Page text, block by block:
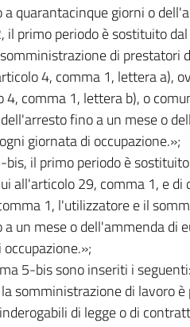
quarantacinque giorni o
il primo periodo è sostituito
di prestatori
4, comma 1, lettera a),
4, comma 1, lettera b), o
fino a un mese o
giornata di occupazione.»;
bis, il primo periodo è
all'articolo 29, comma 1, e
1, l'utilizzatore e il
un mese o dell'ammenda di
5-bis sono inseriti i seguenti:
somministrazione di lavoro
di legge o di